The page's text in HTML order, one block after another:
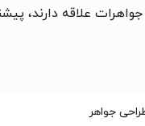
علاقه دارند،
جواهر